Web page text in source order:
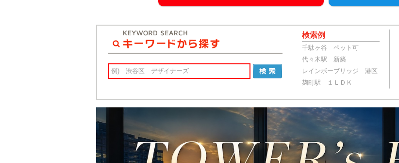
検索例
千駄ヶ谷 ペット可
代々木駅 新築
レインボーブリッジ 港区
麹町駅 １ＬＤＫ